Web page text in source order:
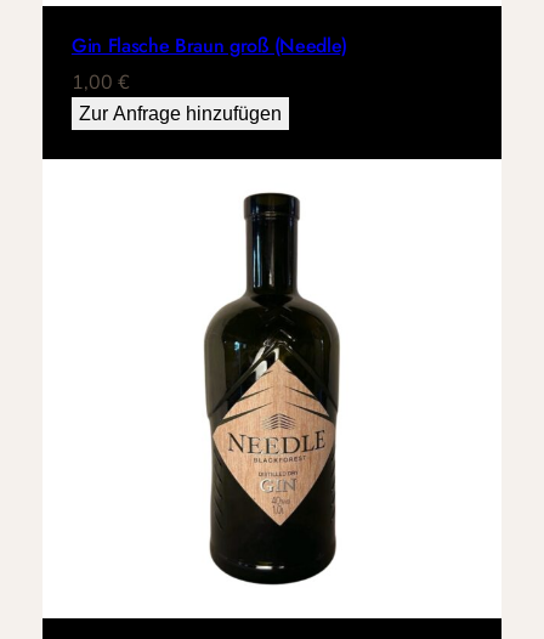
Gin Flasche Braun groß (Needle)
1,00 €
Zur Anfrage hinzufügen